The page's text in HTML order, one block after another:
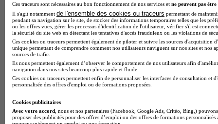
BTS Esf en alternance
BTS Dietetique en alternance
BTS Mco en alternance
BTS Pi en alternance
BTS Sp3s en alternance
Master CCA en alternance
BTS Ndrc en alternance
BTS Sam en alternance
Cap Fleuriste en alternance
BTS Sio en alternance
BTS Gpme en alternance
Cap Electricien en alternance
BTS Gpn en alternance
Ces traceurs sont nécessaires au bon fonctionnement de nos services et ne peuvent pas être
Il s'agit notamment de l'ensemble des cookies ou traceurs permettant de
pendant sa navigation sur le site, de stocker des informations temporaires telles que les
ou les offres vues, gérer les processus d'identification de l'utilisateur, vérifier s'il est
la sécurité du site web en détectant les tentatives d'accès frauduleux ou les violations de
Ces cookies ou traceurs permettent également de piloter et suivre les sources d'acquisition
unique permettant de comprendre comment nos utilisateurs naviguent sur nos sites et nos
sources de trafic.
Ils nous permettent également d’observer le comportement de nos utilisateurs afin
navigation dans nos sites beaucoup plus rapide et fluide.
Ces cookies ou traceurs permettent enfin de personnaliser les interfaces de consultation et
personnalisée des offres d'emploi ou de formations proposées.
Cookies publicitaires
Avec votre accord , nous et nos partenaires (Facebook, Google Ads, Critéo, Bing,)
proposer des publicités pour des offres d’emploi ou des offres de formations